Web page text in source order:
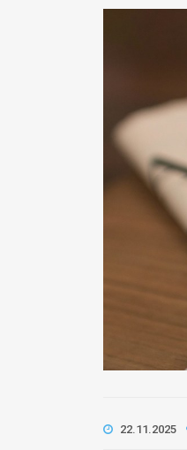
22.11.2025